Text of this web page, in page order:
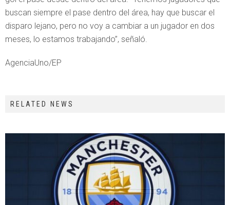
buscan siempre el pase dentro del área, hay que buscar el
disparo lejano, pero no voy a cambiar a un jugador en dos
meses, lo estamos trabajando”, señaló.
AgenciaUno/EP
RELATED NEWS